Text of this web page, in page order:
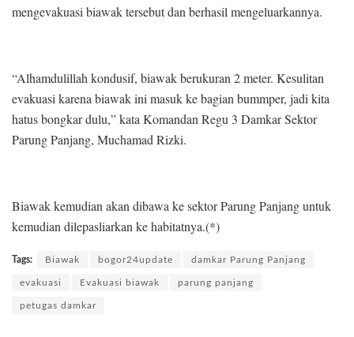
mengevakuasi biawak tersebut dan berhasil mengeluarkannya.
“Alhamdulillah kondusif, biawak berukuran 2 meter. Kesulitan
evakuasi karena biawak ini masuk ke bagian bummper, jadi kita
hatus bongkar dulu,” kata Komandan Regu 3 Damkar Sektor
Parung Panjang, Muchamad Rizki.
Biawak kemudian akan dibawa ke sektor Parung Panjang untuk
kemudian dilepasliarkan ke habitatnya.(*)
Tags: Biawak bogor24update damkar Parung Panjang
evakuasi Evakuasi biawak parung panjang
petugas damkar